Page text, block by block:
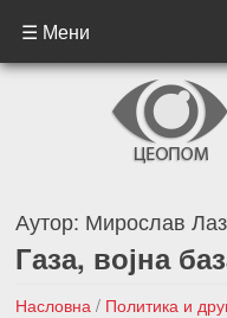
☰ Мени
Аутор: Мирослав
Газа, војна
Насловна / Политика и